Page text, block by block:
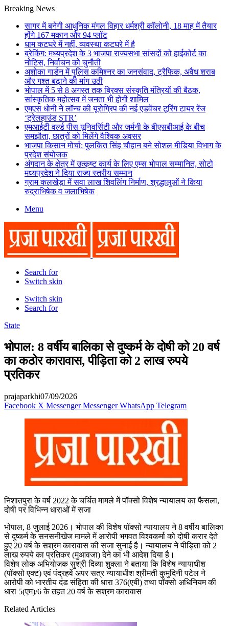
Breaking News
सागर में बनेगी आधुनिक मंगल विहार धर्मश्री कॉलोनी, 18 माह में तैयार
होंगे 167 मकान और 94 प्लॉट
धाम कटघरे में नहीं, व्यवस्था कटघरे में है
ब्रेकिंग: मध्यप्रदेश के 3 भाजपा राज्यसभा सांसदों को हाईकोर्ट का
नोटिस, निर्वाचन को चुनौती
अशोका गार्डन में पुलिस कमिश्नर का जनसंवाद, ट्रैफिक, अवैध शराब
और गश्त बढ़ाने की मांग उठी
भोपाल में 5 से 8 अगस्त तक ब्रिक्स संस्कृति मंत्रियों की बैठक,
सांस्कृतिक महोत्सव में जनता भी होगी शामिल
एमएस धोनी ने लॉन्च की यूरोग्रिप की नई एडवेंचर टूरिंग टायर रेंज
‘ट्रेलहाउंड STR’
एमआईटी वर्ल्ड पीस यूनिवर्सिटी और जर्मनी के बीएसबीआई के बीच
समझौता, छात्रों को मिलेंगे वैश्विक अवसर
भाजपा किसान मोर्चा: पुलकित सिंह चौहान बने सोशल मीडिया विभाग के
प्रदेश संयोजक
अंगदान के क्षेत्र में उत्कृष्ट कार्य के लिए एम्स भोपाल सम्मानित, सोटो
मध्यप्रदेश ने दिया राज्य स्तरीय सम्मान
ग्राम कलखेड़ा में सवा लाख शिवलिंग निर्माण, श्रद्धालुओं ने किया
रुद्राभिषेक व जलाभिषेक
Menu
Search for
Switch skin
Switch skin
Search for
State
भोपाल: 8 वर्षीय बालिका से दुष्कर्म के दोषी को 20 वर्ष
का कठोर कारावास, पीड़िता को 2 लाख रुपये
प्रतिकर
prajaparkhi07/09/2026
Facebook X Messenger Messenger WhatsApp Telegram
निशातपुरा के वर्ष 2022 के चर्चित मामले में पॉक्सो विशेष न्यायालय का फैसला,
दोषी पर विभिन्न धाराओं में सजा
भोपाल, 8 जुलाई 2026। भोपाल की विशेष पॉक्सो न्यायालय ने 8 वर्षीय बालिका
से दुष्कर्म के सनसनीखेज मामले में आरोपी भगवत विश्वकर्मा को दोषी करार देते
हुए 20 वर्ष के सश्रम कारावास की सजा सुनाई है। न्यायालय ने पीड़िता को 2
लाख रुपये का प्रतिकर (मुआवजा) देने का भी आदेश दिया है।
विशेष लोक अभियोजक सुश्री दिव्या शुक्ला ने बताया कि विशेष न्यायाधीश
(पॉक्सो एक्ट) एवं पंद्रहवें अपर सत्र न्यायाधीश श्रीमती कुमुदिनी पटेल ने
आरोपी को भारतीय दंड संहिता की धारा 376(एबी) तथा पॉक्सो अधिनियम की
धारा 5(एम)/6 के तहत 20 वर्ष के सश्रम कारावास
Related Articles